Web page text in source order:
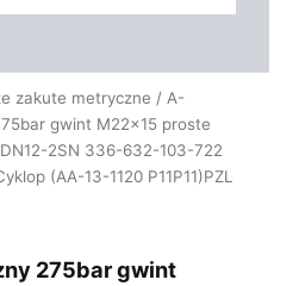
zakute metryczne / A-
gwint M22x15 proste
2SN 336-632-103-722
(AA-13-1120 P11P11)PZL
275bar gwint